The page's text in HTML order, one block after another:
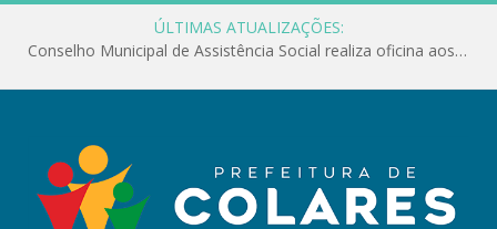
ÚLTIMAS ATUALIZAÇÕES:
Conselho Municipal de Assistência Social realiza oficina aos servidores